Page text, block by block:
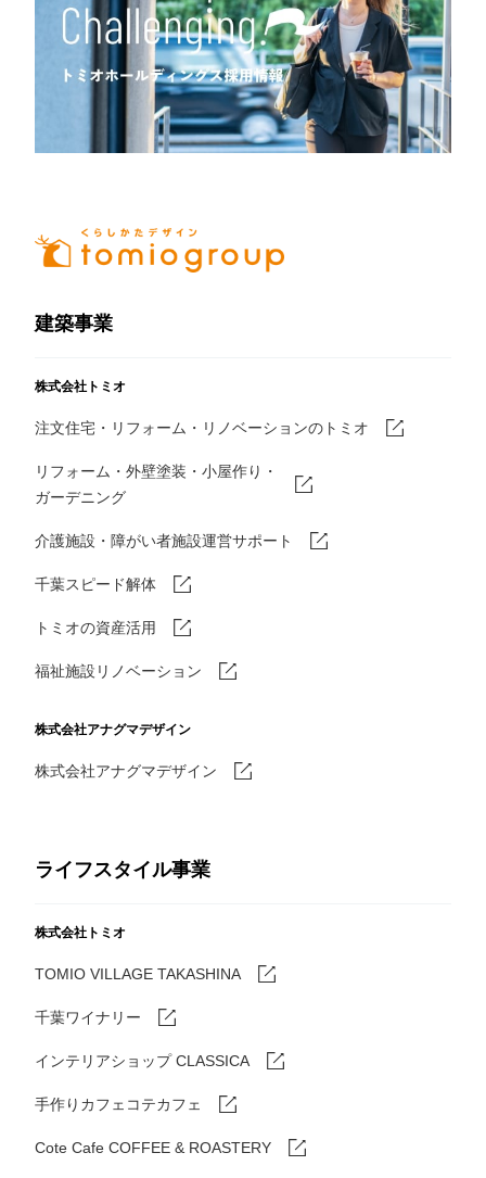
建築事業
株式会社トミオ
注文住宅・リフォーム・リノベーションのトミオ
リフォーム・外壁塗装・小屋作り・
ガーデニング
介護施設・障がい者施設運営サポート
千葉スピード解体
トミオの資産活用
福祉施設リノベーション
株式会社アナグマデザイン
株式会社アナグマデザイン
ライフスタイル事業
株式会社トミオ
TOMIO VILLAGE TAKASHINA
千葉ワイナリー
インテリアショップ CLASSICA
手作りカフェコテカフェ
Cote Cafe COFFEE & ROASTERY